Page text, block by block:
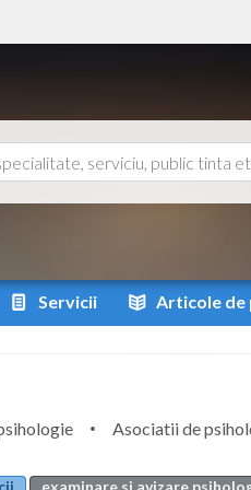
Servicii Articole de
Asociatii de
examinare si avizare